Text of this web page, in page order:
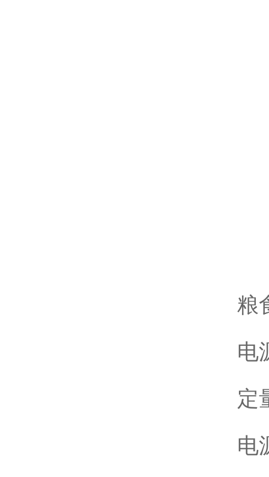
粮
电
定
电